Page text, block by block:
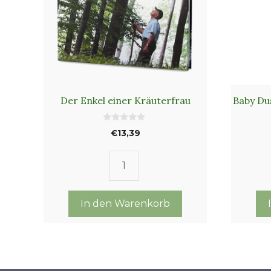
Der Enkel einer Kräuterfrau
€13,39
Der
einer
Kräuterfrau
In den Warenkorb
Baby